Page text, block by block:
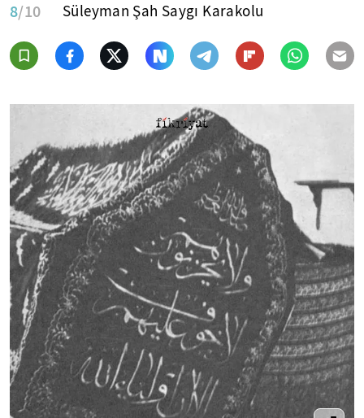
8/10 Süleyman Şah Saygı Karakolu